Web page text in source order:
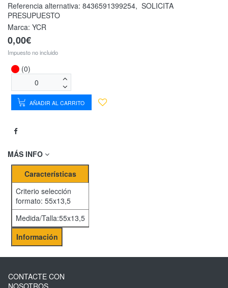
Referencia alternativa: 8436591399254, SOLICITA
PRESUPUESTO
Marca: YCR
0,00€
Impuesto no incluido
(0)
AÑADIR AL CARRITO
MÁS INFO
Características
Criterio selección
formato: 55x13,5
Medida/Talla:55x13,5
Información
CONTACTE CON
NOSOTROS